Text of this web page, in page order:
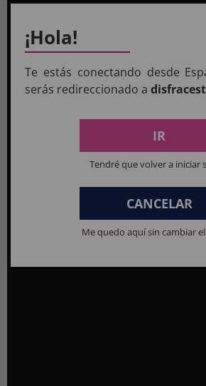
¡Hola!
Te estás conectando desde
serás redireccionado a
IR
Tendré que volver a iniciar
CANCELAR
Me quedo aquí sin cambiar